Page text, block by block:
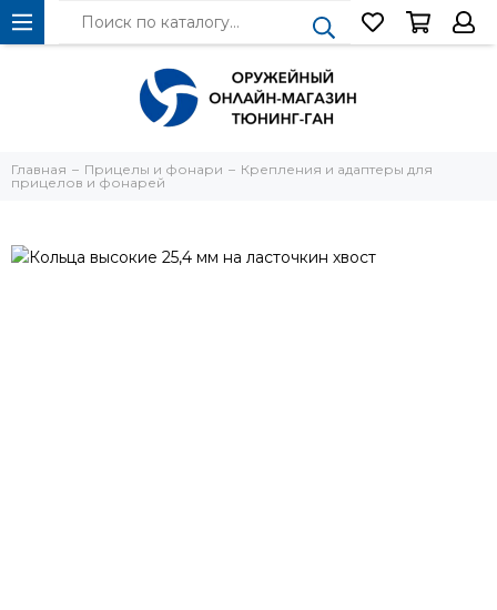
Главная Прицелы и фонари
Крепления и адаптеры для
прицелов и фонарей